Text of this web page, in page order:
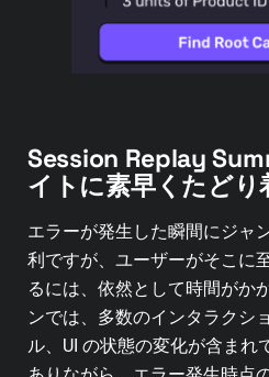
Session Replay
イトに素早くたどり
エラーが発生した瞬間にジャ
利ですが、ユーザーがそこに
るには、依然として時間がか
ンでは、多数のインタラクシ
ル、UI の状態の変化が含まれ